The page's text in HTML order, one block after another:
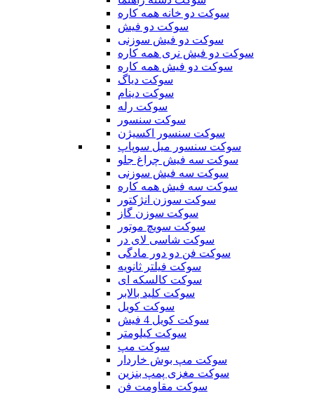
سوکت دو خانه همه کاره
سوکت دو فیش
سوکت دو فیش سوزنی
سوکت دو فیش نری همه کاره
سوکت دو فیش همه کاره
سوکت دیاگ
سوکت دینام
سوکت رله
سوکت سنسور
سوکت سنسور اکسیژن
سوکت سنسور میل سوپاپ
سوکت سه فیش چراغ جلو
سوکت سه فیش سوزنی
سوکت سه فیش همه کاره
سوکت سوزن انژکتور
سوکت سوزن گاز
سوکت سویچ موتور
سوکت شاسی لای در
سوکت فن دو دور مادگی
سوکت فیلتر ثانویه
سوکت کالسکه ای
سوکت کلید بالابر
سوکت کویل
سوکت کویل 4 فیش
سوکت کیلومتر
سوکت مپ
سوکت مپ بوش خاردار
سوکت مغزی پمپ بنزین
سوکت مقاومت فن